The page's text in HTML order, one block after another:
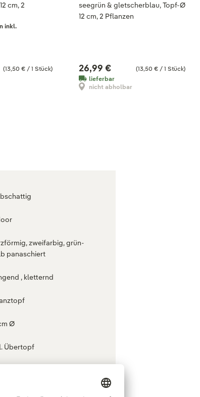
cm, 2
inkl.
(13,50 € / 1 Stück)
seegrün & gletscherblau, Topf-Ø
12 cm, 2 Pflanzen
(13,50 € / 1 Stück)
26,99 €
lieferbar
nicht abholbar
zweifarbig, grün-
panaschiert
hängend , kletternd
Ø
Übertopf